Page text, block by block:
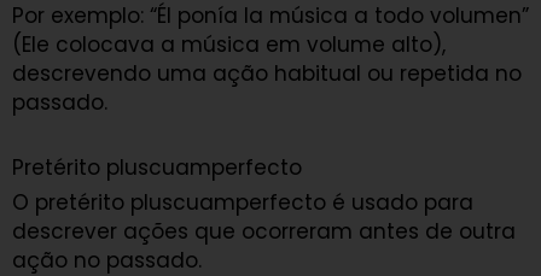
Por exemplo: “Él ponía la música a todo volumen”
(Ele colocava a música em volume alto),
descrevendo uma ação habitual ou repetida no
passado.
Pretérito pluscuamperfecto
O pretérito pluscuamperfecto é usado para
descrever ações que ocorreram antes de outra
ação no passado.